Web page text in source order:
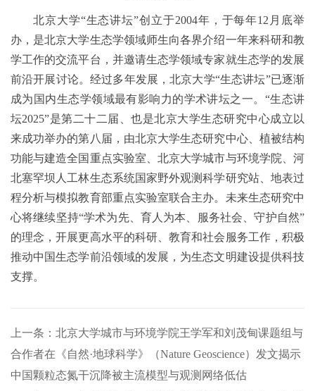
北京大学“生态讲坛”创立于2004年，于每年12月底举
办，是北京大学生态学领域师生向各界介绍一年来科研和教
学工作的交流平台，并邀请生态学领域专家就生态学的发展
前沿开展讨论。经过多年发展，北京大学“生态讲坛”已逐渐
成为国内生态学领域最有影响力的学术讲坛之一。“生态讲
坛2025”是第二十二届、也是北京大学生态研究中心成立以
来成功举办的第八届，由北京大学生态研究中心、植被结构
功能与建造全国重点实验室、北京大学城市与环境学院、河
北塞罕坝人工林生态系统国家野外观测科学研究站、地表过
程分析与模拟教育部重点实验室联合主办。未来生态研究中
心将继续坚持“学术为先、育人为本、服务社会、守护自然”
的理念，开展更高水平的科研、教育和社会服务工作，积极
推动中国生态学前沿领域的发展，为生态文明建设提供科技
支撑。
上一条：北京大学城市与环境学院王学军和刘茂甸课题组与
合作者在《自然·地球科学》（Nature Geoscience）发文揭示
中国颗粒态氮干沉降被主流模型与观测网络低估